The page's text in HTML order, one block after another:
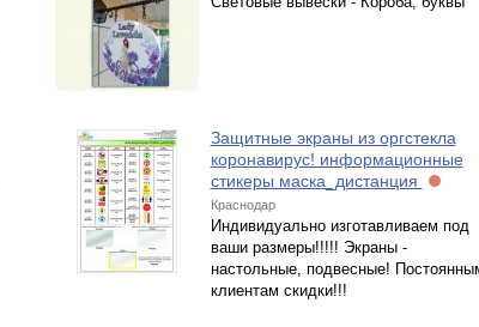
Защитные экраны из оргстекла
коронавирус! информационные
стикеры маска_дистанция
Краснодар
Индивидуально изготавливаем под
ваши размеры!!!!! Экраны -
настольные, подвесные!
клиентам скидки!!!